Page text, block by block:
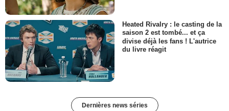
Heated Rivalry : le casting de la
saison 2 est tombé... et ça
divise déjà les fans ! L'autrice
du livre réagit
Dernières news séries